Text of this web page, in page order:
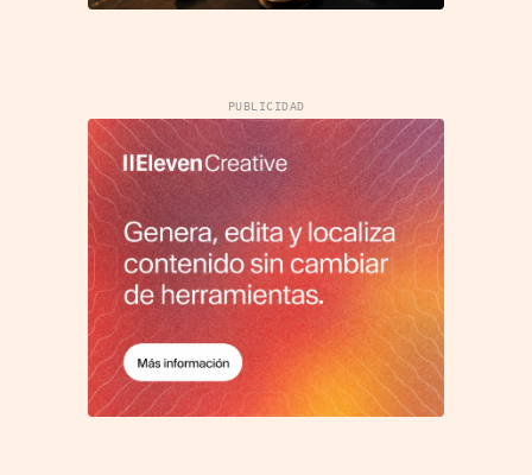
PUBLICIDAD